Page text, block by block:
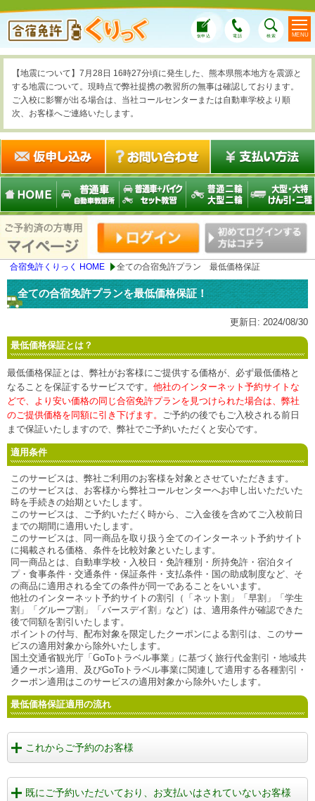
仮申込 電話 検索
【地震について】7月28日 16時27分頃に発生した、熊本県熊本地方を震源と
する地震について。現時点で弊社提携の教習所の無事は確認しております。
ご入校に影響が出る場合は、当社コールセンターまたは自動車学校より順
次、お客様へご連絡いたします。
MENU
合宿免許くりっく HOME 全ての合宿免許プラン 最低価格保証
全ての合宿免許プランを最低価格保証！
更新日: 2024/08/30
最低価格保証とは？
最低価格保証とは、弊社がお客様にご提供する価格が、必ず最低価格と
なることを保証するサービスです。 他社のインターネット予約サイトな
どで、より安い価格の同じ合宿免許プランを見つけられた場合は、弊社
のご提供価格を同額に引き下げます。 ご予約の後でもご入校される前日
まで保証いたしますので、弊社でご予約いただくと安心です。
適用条件
このサービスは、弊社ご利用のお客様を対象とさせていただきます。
このサービスは、お客様から弊社コールセンターへお申し出いただいた
時を手続きの始期といたします。
このサービスは、ご予約いただく時から、ご入金後を含めてご入校前日
までの期間に適用いたします。
このサービスは、同一商品を取り扱う全てのインターネット予約サイト
に掲載される価格、条件を比較対象といたします。
同一商品とは、自動車学校・入校日・免許種別・所持免許・宿泊タイ
プ・食事条件・交通条件・保証条件・支払条件・国の助成制度など、そ
の商品に適用される全ての条件が同一であることをいいます。
他社のインターネット予約サイトの割引（「ネット割」「早割」「学生
割」「グループ割」「バースデイ割」など）は、適用条件が確認できた
後で同額を割引いたします。
ポイントの付与、配布対象を限定したクーポンによる割引は、このサー
ビスの適用対象から除外いたします。
国土交通省観光庁「GoToトラベル事業」に基づく旅行代金割引・地域共
通クーポン適用、及びGoToトラベル事業に関連して適用する各種割引・
クーポン適用はこのサービスの適用対象から除外いたします。
最低価格保証適用の流れ
これからご予約のお客様
既にご予約いただいており、お支払いはされていないお客様